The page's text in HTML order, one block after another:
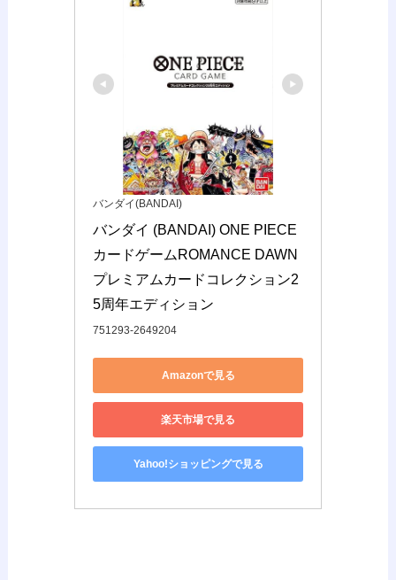
バンダイ(BANDAI)
バンダイ (BANDAI) ONE PIECE
カードゲームROMANCE DAWN
プレミアムカードコレクション2
5周年エディション
751293-2649204
Amazonで見る
楽天市場で見る
Yahoo!ショッピングで見る